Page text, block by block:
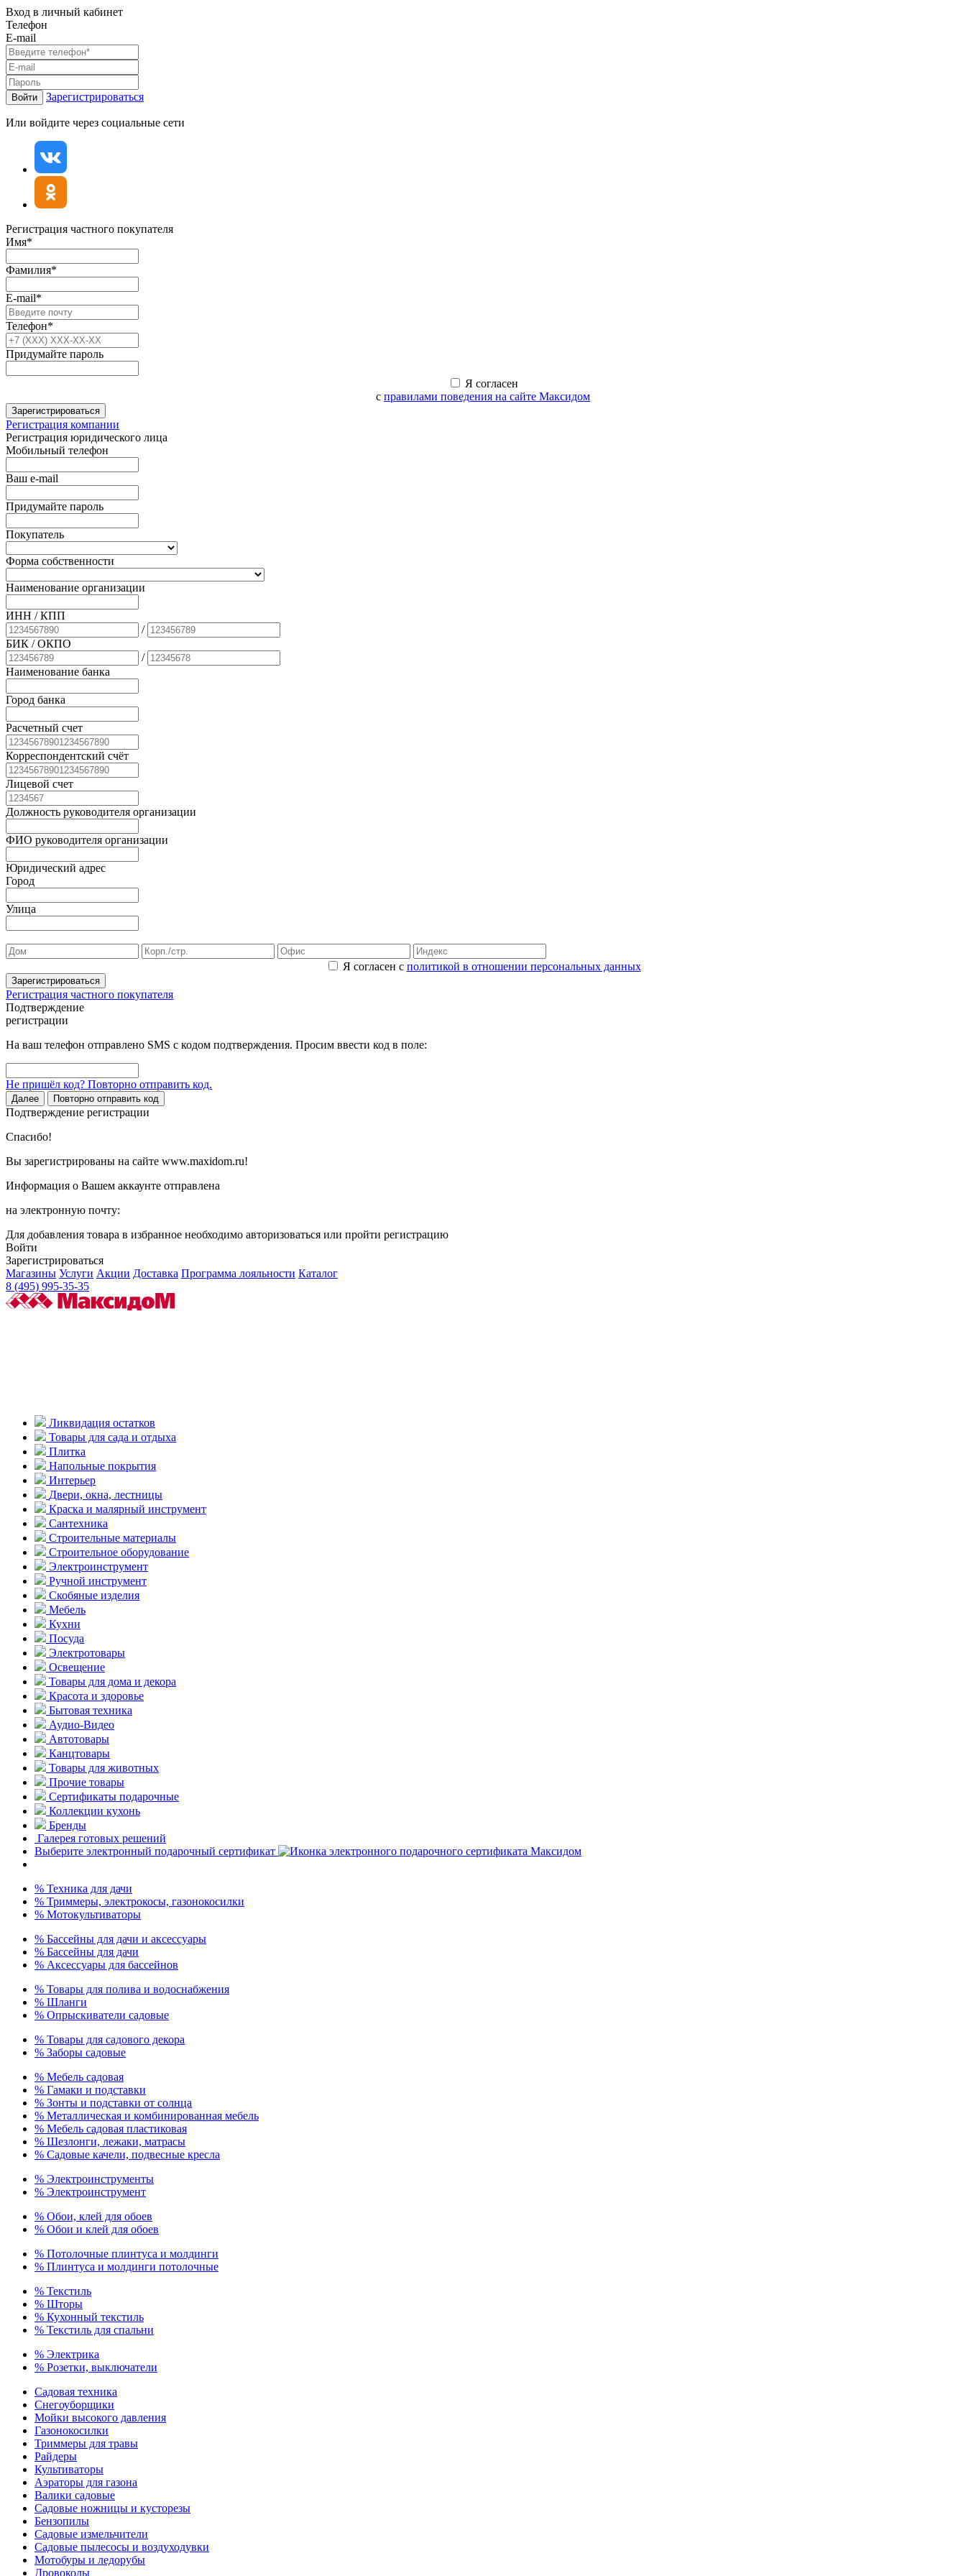
Вход в личный кабинет
Телефон
E-mail
Войти Зарегистрироваться
Или войдите через социальные сети
Регистрация частного покупателя
Имя*
Фамилия*
E-mail*
Телефон*
Придумайте пароль
Я согласен
с правилами поведения на сайте Максидом
Зарегистрироваться
Регистрация компании
Регистрация юридического лица
Мобильный телефон
Ваш e-mail
Придумайте пароль
Покупатель
Форма собственности
Наименование организации
ИНН / КПП
/
БИК / ОКПО
/
Наименование банка
Город банка
Расчетный счет
Корреспондентский счёт
Лицевой счет
Должность руководителя организации
ФИО руководителя организации
Юридический адрес
Город
Улица
Я согласен с политикой в отношении персональных данных
Зарегистрироваться
Регистрация частного покупателя
Подтверждение
регистрации
На ваш телефон отправлено SMS с кодом подтверждения. Просим ввести код в поле:
Не пришёл код? Повторно отправить код.
Далее Повторно отправить код
Подтверждение регистрации
Спасибо!
Вы зарегистрированы на сайте www.maxidom.ru!
Информация о Вашем аккаунте отправлена
на электронную почту:
Для добавления товара в избранное необходимо авторизоваться или пройти регистрацию
Войти
Зарегистрироваться
Магазины Услуги Акции Доставка Программа лояльности Каталог
8 (495) 995-35-35
Ликвидация остатков
Товары для сада и отдыха
Плитка
Напольные покрытия
Интерьер
Двери, окна, лестницы
Краска и малярный инструмент
Сантехника
Строительные материалы
Строительное оборудование
Электроинструмент
Ручной инструмент
Скобяные изделия
Мебель
Кухни
Посуда
Электротовары
Освещение
Товары для дома и декора
Красота и здоровье
Бытовая техника
Аудио-Видео
Автотовары
Канцтовары
Товары для животных
Прочие товары
Сертификаты подарочные
Коллекции кухонь
Бренды
Галерея готовых решений
Выберите электронный подарочный сертификат
% Техника для дачи
% Триммеры, электрокосы, газонокосилки
% Мотокультиваторы
% Бассейны для дачи и аксессуары
% Бассейны для дачи
% Аксессуары для бассейнов
% Товары для полива и водоснабжения
% Шланги
% Опрыскиватели садовые
% Товары для садового декора
% Заборы садовые
% Мебель садовая
% Гамаки и подставки
% Зонты и подставки от солнца
% Металлическая и комбинированная мебель
% Мебель садовая пластиковая
% Шезлонги, лежаки, матрасы
% Садовые качели, подвесные кресла
% Электроинструменты
% Электроинструмент
% Обои, клей для обоев
% Обои и клей для обоев
% Потолочные плинтуса и молдинги
% Плинтуса и молдинги потолочные
% Текстиль
% Шторы
% Кухонный текстиль
% Текстиль для спальни
% Электрика
% Розетки, выключатели
Садовая техника
Снегоуборщики
Мойки высокого давления
Газонокосилки
Триммеры для травы
Райдеры
Культиваторы
Аэраторы для газона
Валики садовые
Садовые ножницы и кусторезы
Бензопилы
Садовые измельчители
Садовые пылесосы и воздуходувки
Мотобуры и ледорубы
Дровоколы